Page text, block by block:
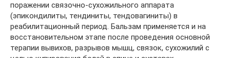
поражении связочно-сухожильного аппарата
(эпикондилиты, тендиниты, тендовагиниты) в
реабилитационный период. Бальзам применяется и на
восстановительном этапе после проведения основной
терапии вывихов, разрывов мышц, связок, сухожилий с